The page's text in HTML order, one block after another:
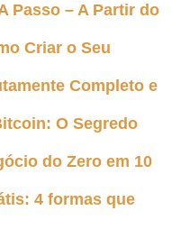
Passo – A Partir do
Criar o Seu
Completo e
O Segredo
do Zero em 10
4 formas que